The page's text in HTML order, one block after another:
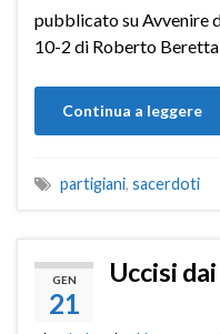
pubblicato su Avvenire
10-2 di Roberto Beretta
Continua a leggere
partigiani, sacerdoti
GEN
21
Uccisi